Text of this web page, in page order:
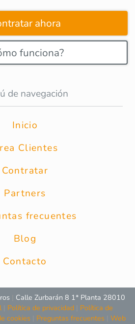
ahora
funciona?
de navegación
Inicio
Clientes
Contratar
Partners
frecuentes
Blog
Contacto
Calle Zurbarán 8 1* Planta 28010
Política de privacidad
Política de
cookies Preguntas frecuentes Web